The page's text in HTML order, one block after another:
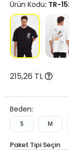
Ürün Kodu: TR-
215,26 TL
Beden:
S M
Paket Tipi Seçin